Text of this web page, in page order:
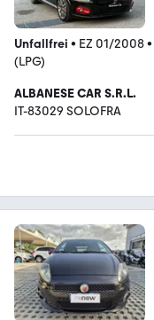
Unfallfrei • EZ 01/2008•
(LPG)
ALBANESE CAR S.R.L.
IT-83029 SOLOFRA